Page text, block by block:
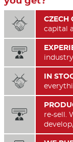
 CZECH
capital

 IN

re-sell.